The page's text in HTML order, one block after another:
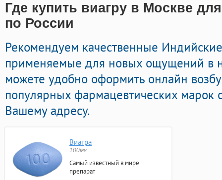
Где купить виагру в Москве
по России
Рекомендуем качественные
применяемые для новых ощущений в
можете удобно оформить онлайн
популярных фармацевтических марок
Вашему адресу.
Виагра
100мг
Самый известный в мире
препарат